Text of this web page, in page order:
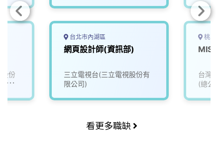
份
伊美
台北市內湖區
網頁設計師(資訊部)
三立電視台(三立電視股份有
限公司)
桃園
MIS程
台灣林
(總公司
看更多職缺